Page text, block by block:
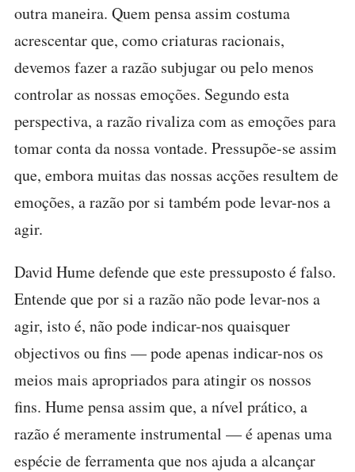
outra maneira. Quem pensa assim costuma
acrescentar que, como criaturas racionais,
devemos fazer a razão subjugar ou pelo menos
controlar as nossas emoções. Segundo esta
perspectiva, a razão rivaliza com as emoções para
tomar conta da nossa vontade. Pressupõe-se assim
que, embora muitas das nossas acções resultem de
emoções, a razão por si também pode levar-nos a
agir.
David Hume defende que este pressuposto é falso.
Entende que por si a razão não pode levar-nos a
agir, isto é, não pode indicar-nos quaisquer
objectivos ou fins — pode apenas indicar-nos os
meios mais apropriados para atingir os nossos
fins. Hume pensa assim que, a nível prático, a
razão é meramente instrumental — é apenas uma
espécie de ferramenta que nos ajuda a alcançar